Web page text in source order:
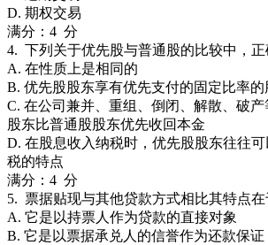
D. 期权交易
满分：4 分
4. 下列关于优先股与普通股的比较中，正
A. 在性质上是相同的
B. 优先股股东享有优先支付的固定比率的
C. 在公司兼并、重组、倒闭、解散、破
股东比普通股股东优先收回本金
D. 在股息收入纳税时，优先股股东往往
税的特点
满分：4 分
5. 票据贴现与其他贷款方式相比其特点在
A. 它是以持票人作为贷款的直接对象
B. 它是以票据承兑人的信誉作为还款保证